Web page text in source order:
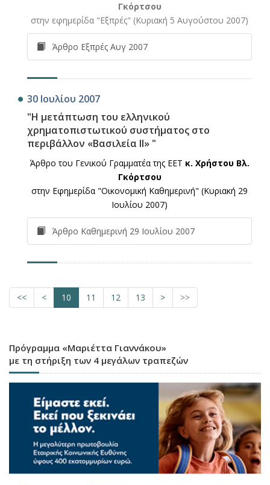
Γκόρτσου
στην εφημερίδα "Εξπρές" (Κυριακή 5 Αυγούστου 2007)
Άρθρο Εξπρές Αυγ 2007
30 Ιουλίου 2007
"Η μετάπτωση του ελληνικού
χρηματοπιστωτικού συστήματος στο
περιβάλλον «Βασιλεία II» "
Άρθρο του Γενικού Γραμματέα της ΕΕΤ κ. Χρήστου Βλ.
Γκόρτσου
στην Εφημερίδα "Οικονομική Καθημερινή" (Κυριακή 29
Ιουλίου 2007)
Άρθρο Καθημερινή 29 Ιουλίου 2007
<< < 10 11 12 13 > >>
Πρόγραμμα «Μαριέττα Γιαννάκου»
με τη στήριξη των 4 μεγάλων τραπεζών